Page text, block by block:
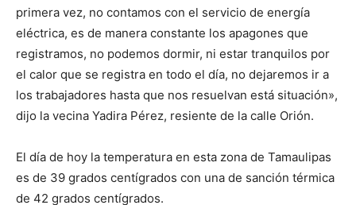
primera vez, no contamos con el servicio de energía
eléctrica, es de manera constante los apagones que
registramos, no podemos dormir, ni estar tranquilos por
el calor que se registra en todo el día, no dejaremos ir a
los trabajadores hasta que nos resuelvan está situación»,
dijo la vecina Yadira Pérez, resiente de la calle Orión.
El día de hoy la temperatura en esta zona de Tamaulipas
es de 39 grados centígrados con una de sanción térmica
de 42 grados centígrados.